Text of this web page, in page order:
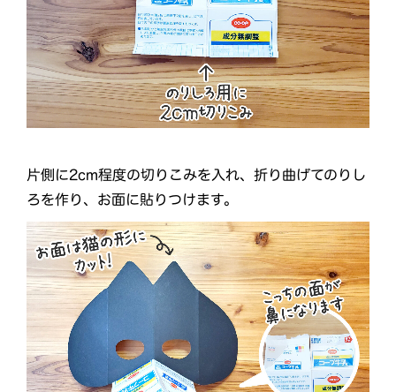
片側に2cm程度の切りこみを入れ、折り曲げてのりし
ろを作り、お面に貼りつけます。